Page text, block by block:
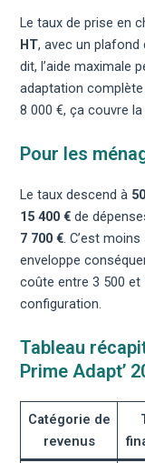
Le taux de prise en
HT, avec un plafond
dit, l’aide maximale
adaptation
8 000 €, ça couvre
Pour les
Le taux descend à
15 400 € de
7 700 €. C’est
enveloppe
coûte entre 3 500 et
configuration.
Tableau
Prime Adapt’
Catégorie de
revenus